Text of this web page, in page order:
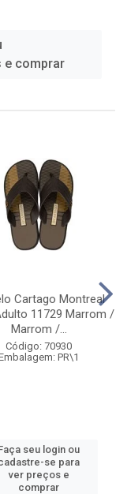
e comprar
Cartago Montreal
11729 Marrom /
Marrom /...
Código: 70930
PR\1
seu login ou
se para
ver preços e
comprar